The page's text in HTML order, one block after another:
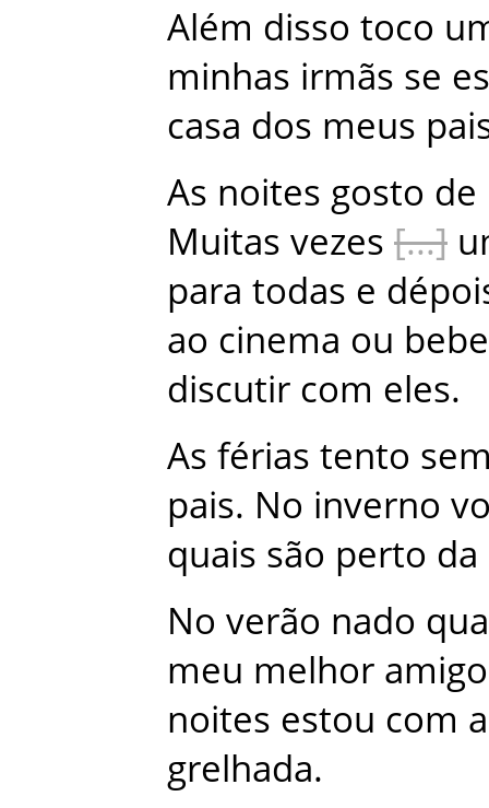
Além disso toco
minhas irmãs se
casa dos meus
As noites gosto de
Muitas vezes
para todas e
ao cinema ou
discutir com eles.
As férias tento
pais. No inverno
quais são perto da
No verão nado
meu melhor amigo
noites estou com
grelhada.